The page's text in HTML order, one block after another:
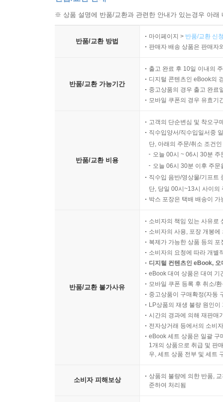
※ 상품 설명에 반품/교환과 관련한 안내가 있는경우 아
반품/교환 방법
마이페이지 > 반품/교환 신
판매자 배송 상품은 판매자
반품/교환 가능기간
출고 완료 후 10일 이내의
디지털 콘텐츠인 eBook의
중고상품의 경우 출고 완료
모바일 쿠폰의 경우 유효기
반품/교환 비용
고객의 단순변심 및 착오구
직수입양서/직수입일서중
단, 아래의 주문/취소 조건
오늘 00시 ~ 06시 30분
오늘 06시 30분 이후 주
직수입 음반/영상물/기프트
단, 당일 00시~13시 사이의
박스 포장은 택배 배송이
반품/교환 불가사유
소비자의 책임 있는 사유로
소비자의 사용, 포장 개봉
복제가 가능한 상품 등의
소비자의 요청에 따라 개별
디지털 컨텐츠인 eBook,
eBook 대여 상품은 대여 기
모바일 쿠폰 등록 후 취소/
중고상품이 구매확정(자동
LP상품의 재생 불량 원인
시간의 경과에 의해 재판매
전자상거래 등에서의 소비
eBook 세트 상품은 일괄 구
1개의 상품으로 취급 및 판
우, 세트 상품 전부 및 세트
소비자 피해보상
상품의 불량에 의한 반품,
준하여 처리됨